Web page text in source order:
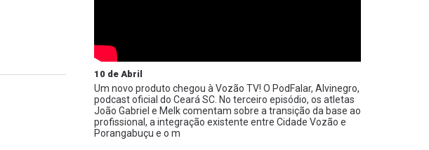
10 de Abril
Um novo produto chegou à Vozão TV! O PodFalar, Alvinegro,
podcast oficial do Ceará SC. No terceiro episódio, os atletas
João Gabriel e Melk comentam sobre a transição da base ao
profissional, a integração existente entre Cidade Vozão e
Porangabuçu e o m